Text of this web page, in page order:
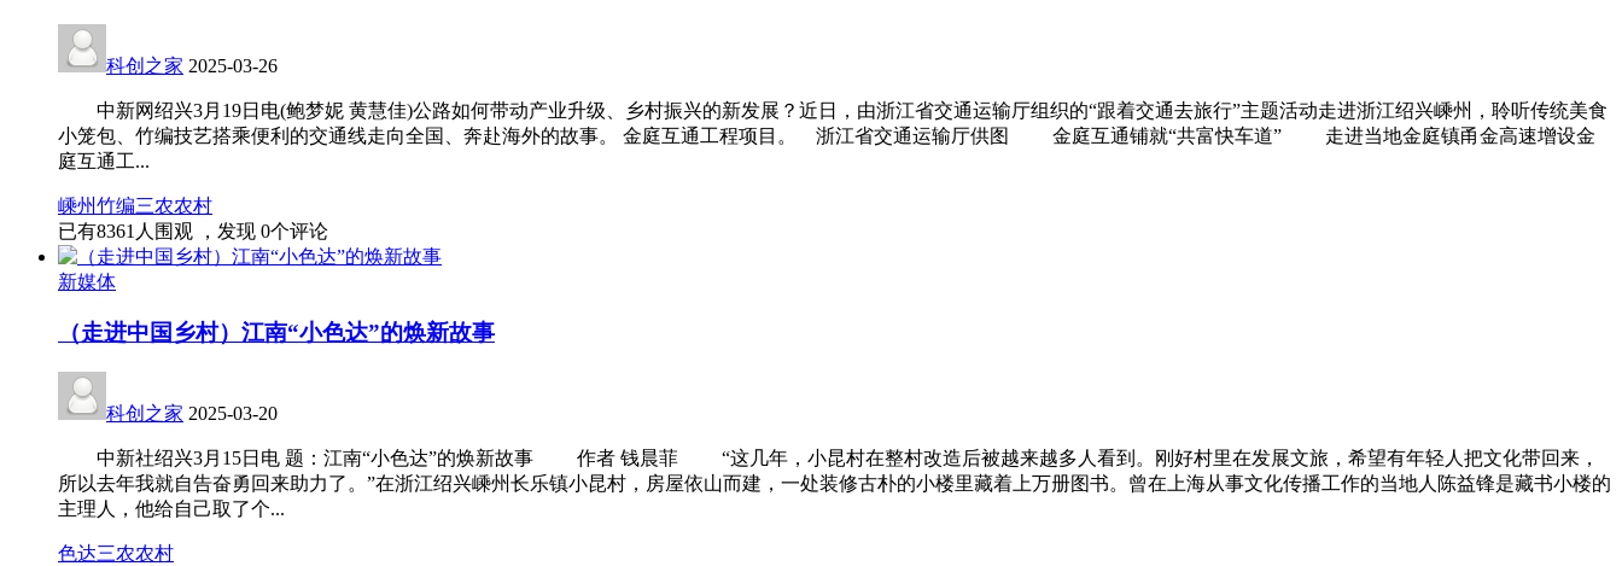
科创之家 2025-03-26
中新网绍兴3月19日电(鲍梦妮 黄慧佳)公路如何带动产业升级、乡村振兴的新发展？近日，由浙江省交通运输厅组织的“跟着交通去旅行”主题活动走进浙江绍兴嵊州，聆听传统美食
小笼包、竹编技艺搭乘便利的交通线走向全国、奔赴海外的故事。 金庭互通工程项目。 浙江省交通运输厅供图 金庭互通铺就“共富快车道” 走进当地金庭镇甬金高速增设金
庭互通工...
嵊州竹编三农农村
已有8361 人围观 ，发现 0个评论
新媒体
（走进中国乡村）江南“小色达”的焕新故事
科创之家 2025-03-20
中新社绍兴3月15日电 题：江南“小色达”的焕新故事 作者 钱晨菲 “这几年，小昆村在整村改造后被越来越多人看到。刚好村里在发展文旅，希望有年轻人把文化带回来，
所以去年我就自告奋勇回来助力了。”在浙江绍兴嵊州长乐镇小昆村，房屋依山而建，一处装修古朴的小楼里藏着上万册图书。曾在上海从事文化传播工作的当地人陈益锋是藏书小楼的
主理人，他给自己取了个...
色达三农农村